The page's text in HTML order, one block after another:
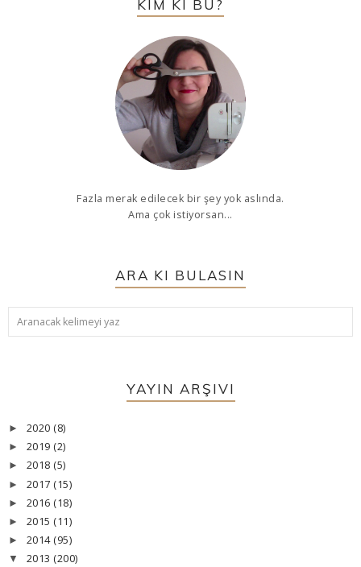
KIM KI BU?
Fazla merak edilecek bir şey yok aslında.
Ama çok istiyorsan...
ARA KI BULASIN
YAYIN ARŞIVI
► 2020 (8)
► 2019 (2)
► 2018 (5)
► 2017 (15)
► 2016 (18)
► 2015 (11)
► 2014 (95)
▼ 2013 (200)